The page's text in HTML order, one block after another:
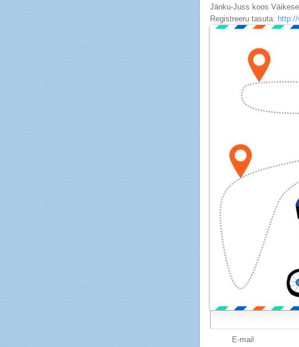
Jänku-Juss koos
Registreeru tasuta:
E-mail